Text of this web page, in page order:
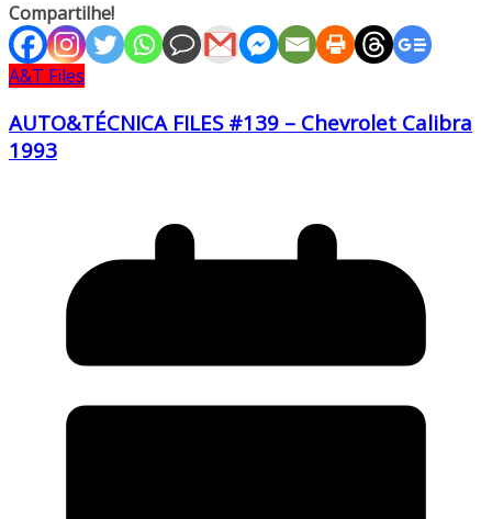
Compartilhe!
A&T Files
AUTO&TÉCNICA FILES #139 – Chevrolet Calibra
1993